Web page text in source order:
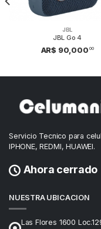
JBL
JBL Go 4
AR$ 90,000 00
Servicio Tecnico para
IPHONE, REDMI, HUAWEI.
Ahora cerrado
NUESTRA UBICACION
Las Flores 1600